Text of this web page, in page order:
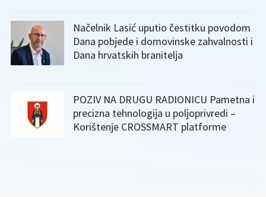
Načelnik Lasić uputio čestitku povodom
Dana pobjede i domovinske zahvalnosti i
Dana hrvatskih branitelja
POZIV NA DRUGU RADIONICU Pametna i
precizna tehnologija u poljoprivredi –
Korištenje CROSSMART platforme